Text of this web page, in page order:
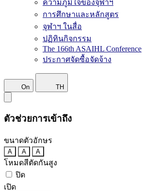
ความภูมิใจของจุฬาฯ
การศึกษาและหลักสูตร
จุฬาฯ ในสื่อ
ปฏิทินกิจกรรม
The 166th ASAIHL Conference
ประกาศจัดซื้อจัดจ้าง
On TH
ตัวช่วยการเข้าถึง
ขนาดตัวอักษร
A A A
โหมดสีตัดกันสูง
ปิด
เปิด